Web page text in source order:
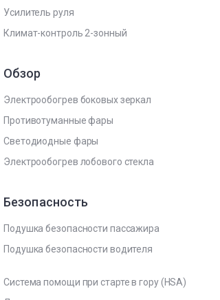
Усилитель руля
Климат-контроль 2-зонный
Обзор
Электрообогрев боковых зеркал
Противотуманные фары
Светодиодные фары
Электрообогрев лобового стекла
Безопасность
Подушка безопасности пассажира
Подушка безопасности водителя
Система помощи при старте в гору (HSA)